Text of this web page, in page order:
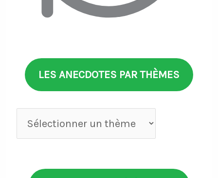
LES ANECDOTES PAR THÈMES
Anecdotes
par